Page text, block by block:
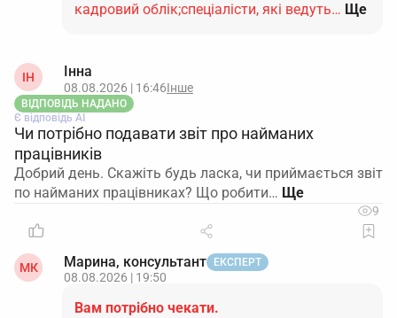
кадровий облік;спеціалісти, які ведуть… Ще
ІН Інна
08.08.2026 | 16:46Інше
ВІДПОВІДЬ НАДАНО
Є відповідь АІ
Чи потрібно подавати звіт про найманих
працівників
Добрий день. Скажіть будь ласка, чи приймається звіт
по найманих працівниках? Що робити…
9
МК Марина, консультант ЕКСПЕРТ
08.08.2026 | 19:50
Вам потрібно чекати.